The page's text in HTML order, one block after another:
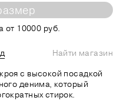
от 10000 руб.
Найти магазин
с высокой посадкой
денима, который
стирок.